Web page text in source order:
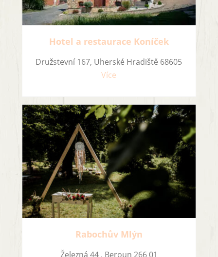
Hotel a restaurace Koníček
Družstevní 167, Uherské Hradiště 68605
Více
Rabochův Mlýn
Železná 44 , Beroun 266 01